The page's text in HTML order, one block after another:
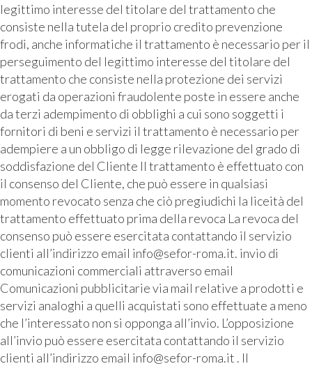
legittimo interesse del titolare del trattamento che
consiste nella tutela del proprio credito prevenzione
frodi, anche informatiche il trattamento è necessario per il
perseguimento del legittimo interesse del titolare del
trattamento che consiste nella protezione dei servizi
erogati da operazioni fraudolente poste in essere anche
da terzi adempimento di obblighi a cui sono soggetti i
fornitori di beni e servizi il trattamento è necessario per
adempiere a un obbligo di legge rilevazione del grado di
soddisfazione del Cliente Il trattamento è effettuato con
il consenso del Cliente, che può essere in qualsiasi
momento revocato senza che ciò pregiudichi la liceità del
trattamento effettuato prima della revoca La revoca del
consenso può essere esercitata contattando il servizio
clienti all’indirizzo email info@sefor-roma.it. invio di
comunicazioni commerciali attraverso email
Comunicazioni pubblicitarie via mail relative a prodotti e
servizi analoghi a quelli acquistati sono effettuate a meno
che l’interessato non si opponga all’invio. L’opposizione
all’invio può essere esercitata contattando il servizio
clienti all’indirizzo email info@sefor-roma.it . Il